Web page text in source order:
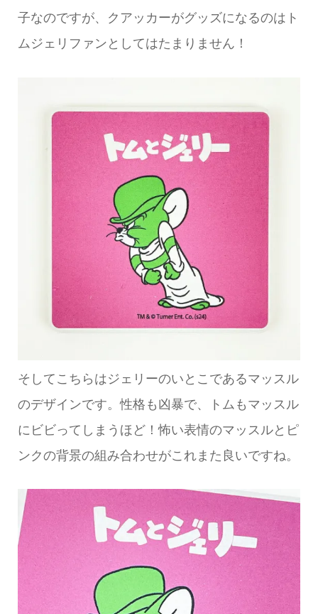
子なのですが、クアッカーがグッズになるのはト
ムジェリファンとしてはたまりません！
そしてこちらはジェリーのいとこであるマッスル
のデザインです。性格も凶暴で、トムもマッスル
にビビってしまうほど！怖い表情のマッスルとピ
ンクの背景の組み合わせがこれまた良いですね。